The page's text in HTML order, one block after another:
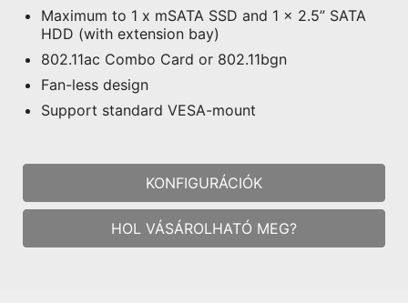
Maximum to 1 x mSATA SSD and 1 x 2.5” SATA
HDD (with extension bay)
802.11ac Combo Card or 802.11bgn
Fan-less design
Support standard VESA-mount
KONFIGURÁCIÓK
HOL VÁSÁROLHATÓ MEG?